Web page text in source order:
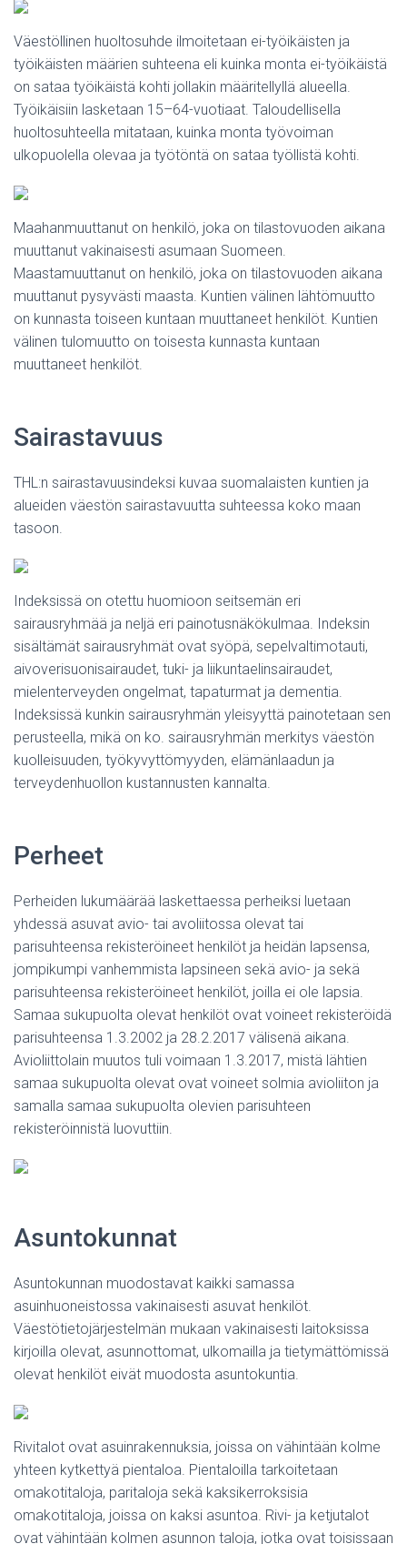
Väestöllinen huoltosuhde ilmoitetaan ei-työikäisten ja
työikäisten määrien suhteena eli kuinka monta ei-työikäistä
on sataa työikäistä kohti jollakin määritellyllä alueella.
Työikäisiin lasketaan 15–64-vuotiaat. Taloudellisella
huoltosuhteella mitataan, kuinka monta työvoiman
ulkopuolella olevaa ja työtöntä on sataa työllistä kohti.
Maahanmuuttanut on henkilö, joka on tilastovuoden aikana
muuttanut vakinaisesti asumaan Suomeen.
Maastamuuttanut on henkilö, joka on tilastovuoden aikana
muuttanut pysyvästi maasta. Kuntien välinen lähtömuutto
on kunnasta toiseen kuntaan muuttaneet henkilöt. Kuntien
välinen tulomuutto on toisesta kunnasta kuntaan
muuttaneet henkilöt.
Sairastavuus
THL:n sairastavuusindeksi kuvaa suomalaisten kuntien ja
alueiden väestön sairastavuutta suhteessa koko maan
tasoon.
Indeksissä on otettu huomioon seitsemän eri
sairausryhmää ja neljä eri painotusnäkökulmaa. Indeksin
sisältämät sairausryhmät ovat syöpä, sepelvaltimotauti,
aivoverisuonisairaudet, tuki- ja liikuntaelinsairaudet,
mielenterveyden ongelmat, tapaturmat ja dementia.
Indeksissä kunkin sairausryhmän yleisyyttä painotetaan sen
perusteella, mikä on ko. sairausryhmän merkitys väestön
kuolleisuuden, työkyvyttömyyden, elämänlaadun ja
terveydenhuollon kustannusten kannalta.
Perheet
Perheiden lukumäärää laskettaessa perheiksi luetaan
yhdessä asuvat avio- tai avoliitossa olevat tai
parisuhteensa rekisteröineet henkilöt ja heidän lapsensa,
jompikumpi vanhemmista lapsineen sekä avio- ja sekä
parisuhteensa rekisteröineet henkilöt, joilla ei ole lapsia.
Samaa sukupuolta olevat henkilöt ovat voineet rekisteröidä
parisuhteensa 1.3.2002 ja 28.2.2017 välisenä aikana.
Avioliittolain muutos tuli voimaan 1.3.2017, mistä lähtien
samaa sukupuolta olevat ovat voineet solmia avioliiton ja
samalla samaa sukupuolta olevien parisuhteen
rekisteröinnistä luovuttiin.
Asuntokunnat
Asuntokunnan muodostavat kaikki samassa
asuinhuoneistossa vakinaisesti asuvat henkilöt.
Väestötietojärjestelmän mukaan vakinaisesti laitoksissa
kirjoilla olevat, asunnottomat, ulkomailla ja tietymättömissä
olevat henkilöt eivät muodosta asuntokuntia.
Rivitalot ovat asuinrakennuksia, joissa on vähintään kolme
yhteen kytkettyä pientaloa. Pientaloilla tarkoitetaan
omakotitaloja, paritaloja sekä kaksikerroksisia
omakotitaloja, joissa on kaksi asuntoa. Rivi- ja ketjutalot
ovat vähintään kolmen asunnon taloja, jotka ovat toisissaan